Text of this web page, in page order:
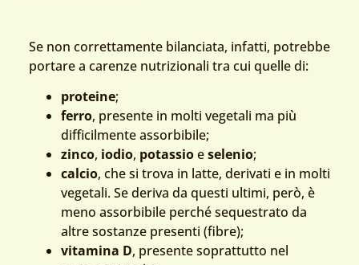
Se non correttamente bilanciata, infatti, potrebbe
portare a carenze nutrizionali tra cui quelle di:
proteine;
ferro, presente in molti vegetali ma più
difficilmente assorbibile;
zinco, iodio, potassioeselenio;
calcio, che si trova in latte, derivati e in molti
vegetali. Se deriva da questi ultimi, però, è
meno assorbibile perché sequestrato da
altre sostanze presenti (fibre);
vitamina D, presente soprattutto nel